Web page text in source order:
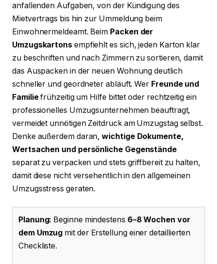
anfallenden Aufgaben, von der Kündigung des
Mietvertrags bis hin zur Ummeldung beim
Einwohnermeldeamt. Beim Packen der
Umzugskartonsempfiehlt es sich, jeden Karton klar
zu beschriften und nach Zimmern zu sortieren, damit
das Auspacken in der neuen Wohnung deutlich
schneller und geordneter abläuft. Wer Freunde und
Familiefrühzeitig um Hilfe bittet oder rechtzeitig ein
professionelles Umzugsunternehmen beauftragt,
vermeidet unnötigen Zeitdruck am Umzugstag selbst.
Denke außerdem daran,wichtige Dokumente,
Wertsachen und persönliche Gegenstände
separat zu verpacken und stets griffbereit zu halten,
damit diese nicht versehentlich in den allgemeinen
Umzugsstress geraten.
Planung: Beginne mindestens 6–8 Wochen vor
dem Umzug mit der Erstellung einer detaillierten
Checkliste.